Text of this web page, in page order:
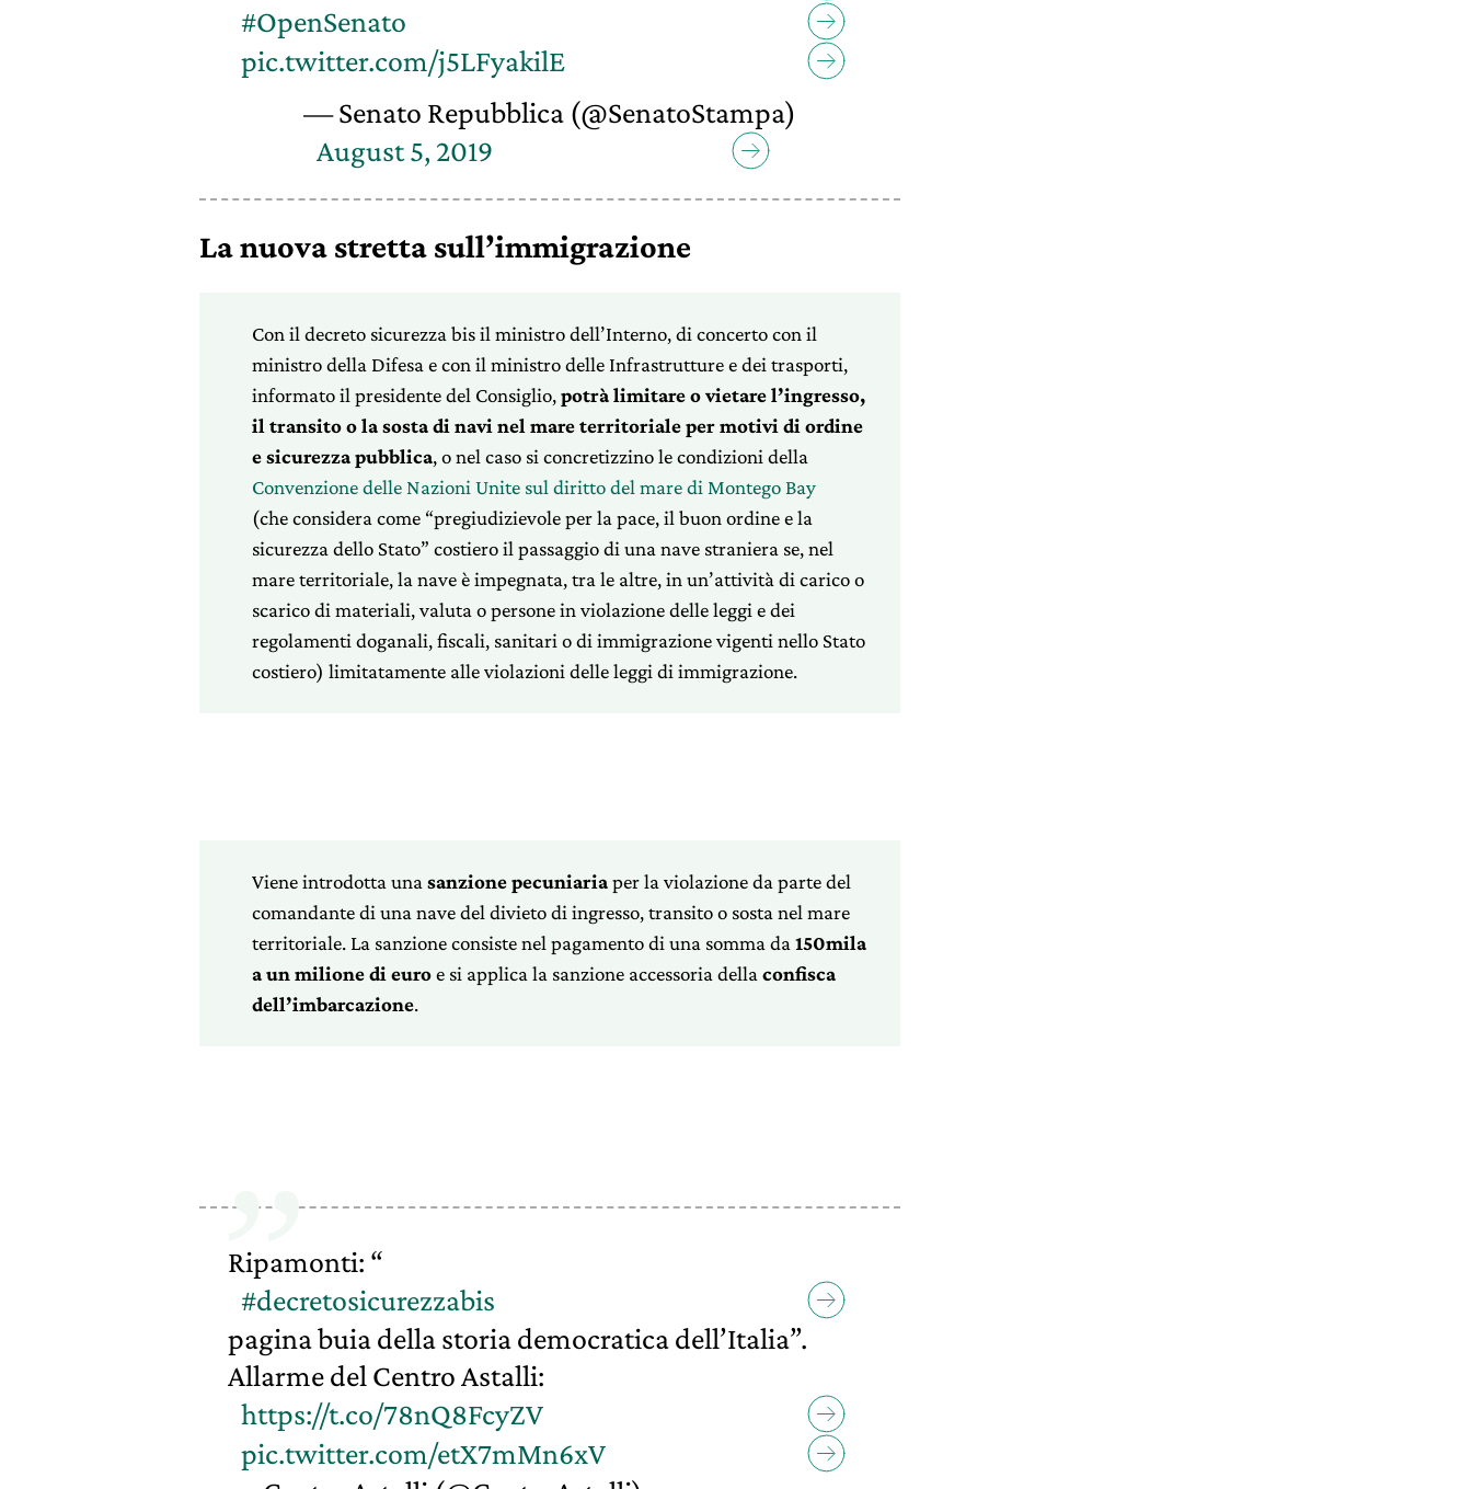
#OpenSenato
pic.twitter.com/j5LFyakilE
— Senato Repubblica (@SenatoStampa)
August 5, 2019
La nuova stretta sull’immigrazione
Con il decreto sicurezza bis il ministro dell’Interno, di concerto con il
ministro della Difesa e con il ministro delle Infrastrutture e dei trasporti,
informato il presidente del Consiglio,potrà limitare o vietare l’ingresso,
il transito o la sosta di navi nel mare territoriale per motivi di ordine
e sicurezza pubblica, o nel caso si concretizzino le condizioni della
Convenzione delle Nazioni Unite sul diritto del mare di Montego Bay
(che considera come “pregiudizievole per la pace, il buon ordine e la
sicurezza dello Stato” costiero il passaggio di una nave straniera se, nel
mare territoriale, la nave è impegnata, tra le altre, in un’attività di carico o
scarico di materiali, valuta o persone in violazione delle leggi e dei
regolamenti doganali, fiscali, sanitari o di immigrazione vigenti nello Stato
costiero) limitatamente alle violazioni delle leggi di immigrazione.
Viene introdotta una sanzione pecuniariaper la violazione da parte del
comandante di una nave del divieto di ingresso, transito o sosta nel mare
territoriale. La sanzione consiste nel pagamento di una somma da 150mila
a un milione di euroe si applica la sanzione accessoria della confisca
dell’imbarcazione.
Ripamonti: “
#decretosicurezzabis
pagina buia della storia democratica dell’Italia”.
Allarme del Centro Astalli:
https://t.co/78nQ8FcyZV
pic.twitter.com/etX7mMn6xV